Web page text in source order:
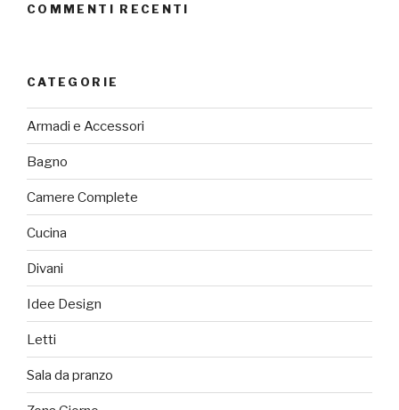
COMMENTI RECENTI
CATEGORIE
Armadi e Accessori
Bagno
Camere Complete
Cucina
Divani
Idee Design
Letti
Sala da pranzo